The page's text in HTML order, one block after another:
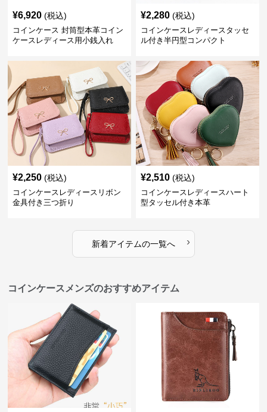
¥6,920 (税込)
コインケース 封筒型本革コイン
ケースレディース用小銭入れ
¥2,280 (税込)
コインケースレディースタッセ
ル付き半円型コンパクト
¥2,250 (税込)
コインケースレディースリボン
金具付き三つ折り
¥2,510 (税込)
コインケースレディースハート
型タッセル付き本革
新着アイテムの一覧へ ›
コインケースメンズのおすすめアイテム